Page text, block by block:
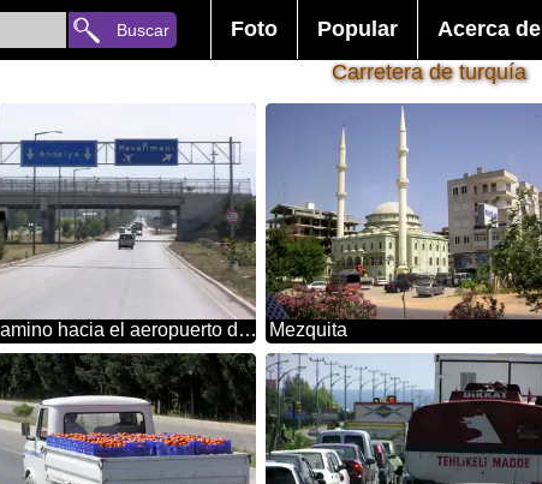
Buscar Foto Popular Acerca de
Carretera de turquía
El camino hacia el aeropuerto de Antalya Mezquita